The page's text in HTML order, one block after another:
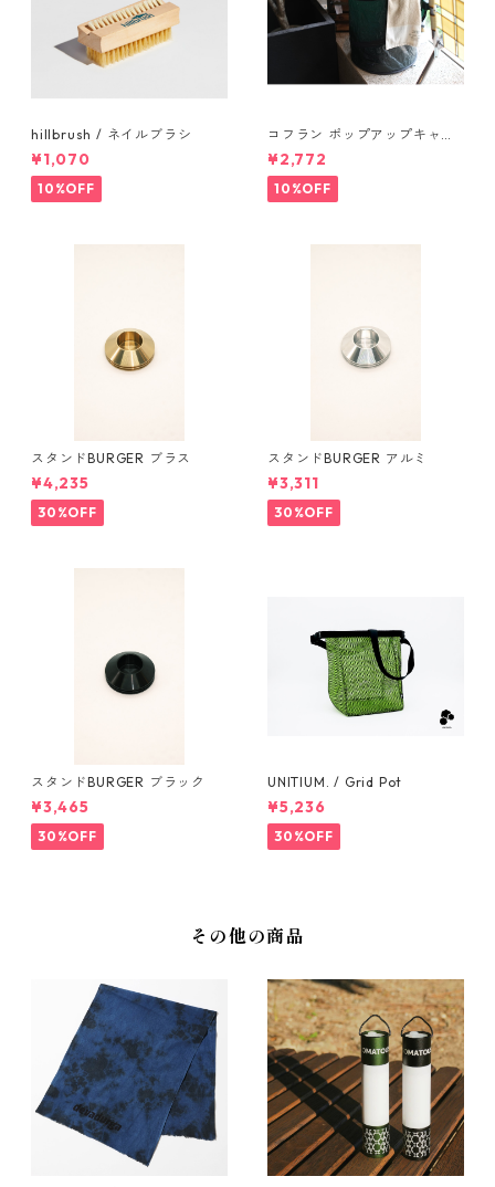
hillbrush / ネイルブラシ
¥1,070
10%OFF
コフラン ポップアップキャン
プトラッシュカン Sサイズ
¥2,772
10%OFF
スタンドBURGER ブラス
¥4,235
30%OFF
スタンドBURGER アルミ
¥3,311
30%OFF
スタンドBURGER ブラック
¥3,465
30%OFF
UNITIUM. / Grid Pot
¥5,236
30%OFF
その他の商品